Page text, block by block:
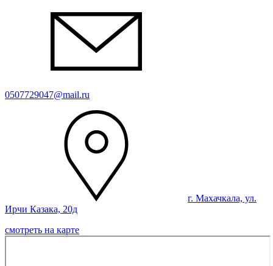
0507729047@mail.ru
г. Махачкала, ул.
Ирчи Казака, 20д
смотреть на карте